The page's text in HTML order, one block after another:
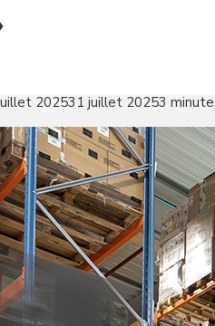
202531 juillet 20253